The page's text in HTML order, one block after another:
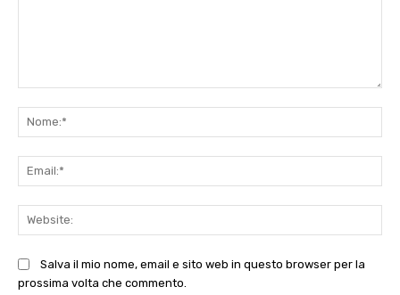
Salva il mio nome, email e sito web in questo browser per la
prossima volta che commento.